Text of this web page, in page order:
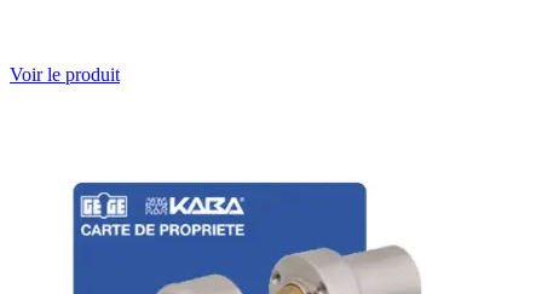
Voir le produit